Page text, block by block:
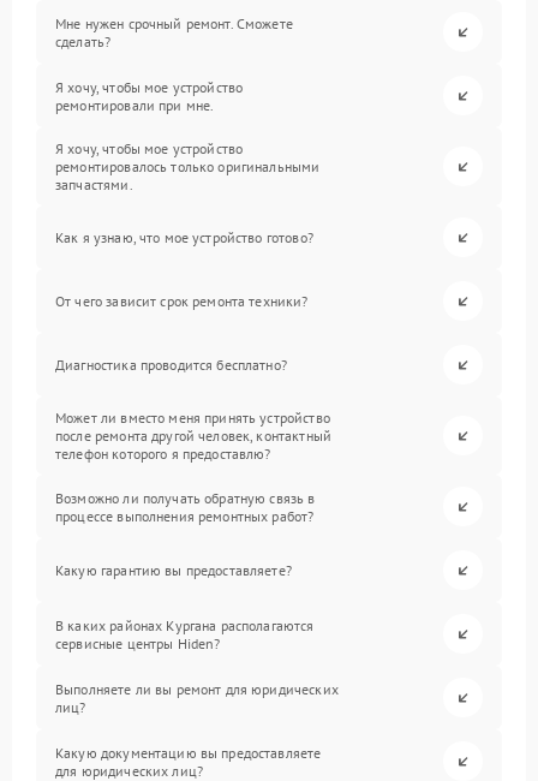
Мне нужен срочный ремонт. Сможете
сделать?
Я хочу, чтобы мое устройство
ремонтировали при мне.
Я хочу, чтобы мое устройство
ремонтировалось только оригинальными
запчастями.
Как я узнаю, что мое устройство готово?
От чего зависит срок ремонта техники?
Диагностика проводится бесплатно?
Может ли вместо меня принять устройство
после ремонта другой человек, контактный
телефон которого я предоставлю?
Возможно ли получать обратную связь в
процессе выполнения ремонтных работ?
Какую гарантию вы предоставляете?
В каких районах Кургана располагаются
сервисные центры Hiden?
Выполняете ли вы ремонт для юридических
лиц?
Какую документацию вы предоставляете
для юридических лиц?